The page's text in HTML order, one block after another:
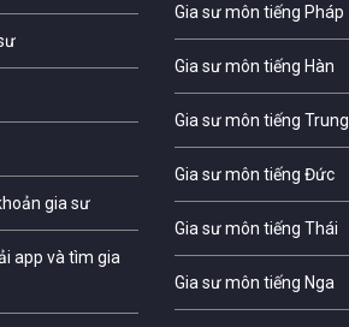
gia sư
app và tìm gia
Gia sư môn tiếng Pháp
Gia sư môn tiếng Hàn
Gia sư môn tiếng Trung
Gia sư môn tiếng Đức
Gia sư môn tiếng Thái
Gia sư môn tiếng Nga